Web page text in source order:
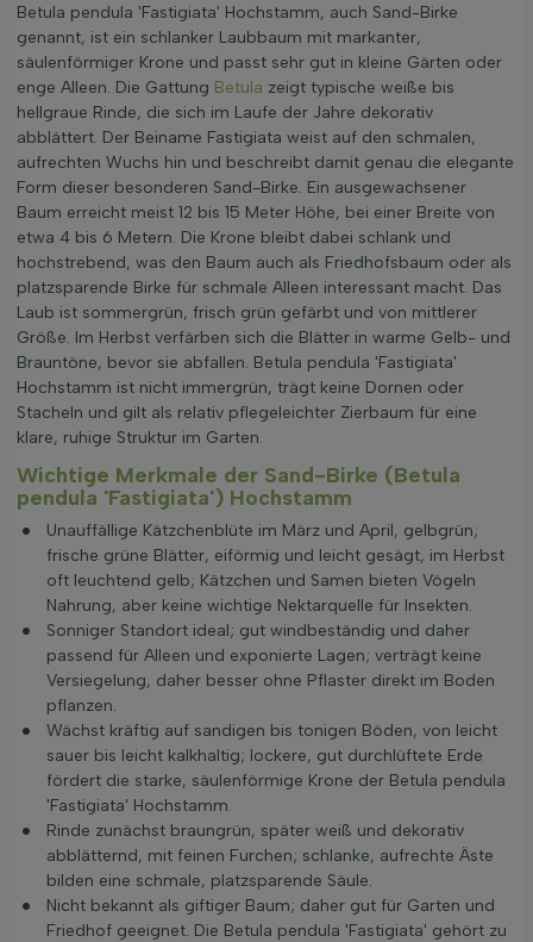
Betula pendula 'Fastigiata' Hochstamm, auch Sand-Birke
genannt, ist ein schlanker Laubbaum mit markanter,
säulenförmiger Krone und passt sehr gut in kleine Gärten oder
enge Alleen. Die Gattung Betula zeigt typische weiße bis
hellgraue Rinde, die sich im Laufe der Jahre dekorativ
abblättert. Der Beiname Fastigiata weist auf den schmalen,
aufrechten Wuchs hin und beschreibt damit genau die elegante
Form dieser besonderen Sand-Birke. Ein ausgewachsener
Baum erreicht meist 12 bis 15 Meter Höhe, bei einer Breite von
etwa 4 bis 6 Metern. Die Krone bleibt dabei schlank und
hochstrebend, was den Baum auch als Friedhofsbaum oder als
platzsparende Birke für schmale Alleen interessant macht. Das
Laub ist sommergrün, frisch grün gefärbt und von mittlerer
Größe. Im Herbst verfärben sich die Blätter in warme Gelb- und
Brauntöne, bevor sie abfallen. Betula pendula 'Fastigiata'
Hochstamm ist nicht immergrün, trägt keine Dornen oder
Stacheln und gilt als relativ pflegeleichter Zierbaum für eine
klare, ruhige Struktur im Garten.
Wichtige Merkmale der Sand-Birke (Betula
pendula 'Fastigiata') Hochstamm
Unauffällige Kätzchenblüte im März und April, gelbgrün;
frische grüne Blätter, eiförmig und leicht gesägt, im Herbst
oft leuchtend gelb; Kätzchen und Samen bieten Vögeln
Nahrung, aber keine wichtige Nektarquelle für Insekten.
Sonniger Standort ideal; gut windbeständig und daher
passend für Alleen und exponierte Lagen; verträgt keine
Versiegelung, daher besser ohne Pflaster direkt im Boden
pflanzen.
Wächst kräftig auf sandigen bis tonigen Böden, von leicht
sauer bis leicht kalkhaltig; lockere, gut durchlüftete Erde
fördert die starke, säulenförmige Krone der Betula pendula
'Fastigiata' Hochstamm.
Rinde zunächst braungrün, später weiß und dekorativ
abblätternd, mit feinen Furchen; schlanke, aufrechte Äste
bilden eine schmale, platzsparende Säule.
Nicht bekannt als giftiger Baum; daher gut für Garten und
Friedhof geeignet. Die Betula pendula 'Fastigiata' gehört zu